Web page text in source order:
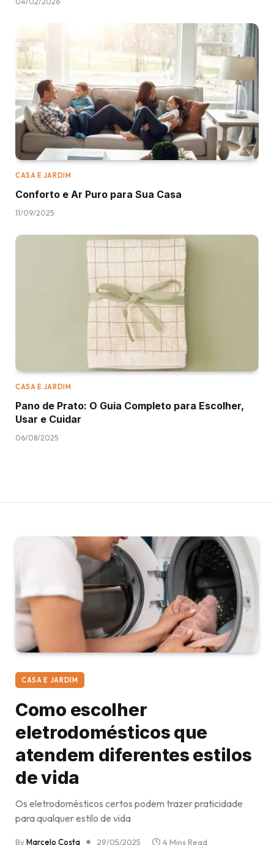
CASA E JARDIM
Conforto e Ar Puro para Sua Casa
11/09/2025
CASA E JARDIM
Pano de Prato: O Guia Completo para Escolher,
Usar e Cuidar
06/08/2025
CASA E JARDIM
Como escolher
eletrodomésticos que
atendem diferentes estilos
de vida
Os eletrodomésticos certos podem trazer praticidade
para qualquer estilo de vida
ByMarcelo Costa 29/05/2025 4 Mins Read